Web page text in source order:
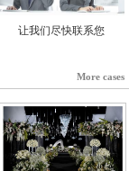
让我们尽快联系您
More cases